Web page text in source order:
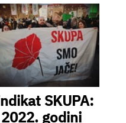
SKUPA:
2022. godini